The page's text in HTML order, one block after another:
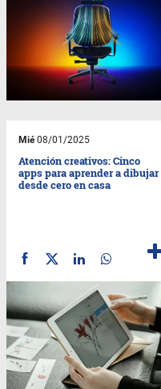
Mié08/01/2025
Atención creativos: Cinco
apps para aprender a dibujar
desde cero en casa